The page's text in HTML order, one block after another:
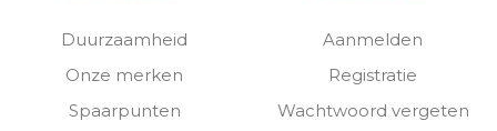
Duurzaamheid
Onze merken
Spaarpunten
Aanmelden
Registratie
Wachtwoord vergeten